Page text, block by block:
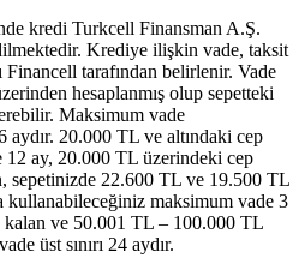
kredi Turkcell Finansman A.Ş.
Krediye ilişkin vade, taksit
Financell tarafından belirlenir. Vade
hesaplanmış olup sepetteki
Maksimum vade
aydır. 20.000 TL ve altındaki cep
12 ay, 20.000 TL üzerindeki cep
sepetinizde 22.600 TL ve 19.500 TL
kullanabileceğiniz maksimum vade 3
kalan ve 50.001 TL – 100.000 TL
üst sınırı 24 aydır.